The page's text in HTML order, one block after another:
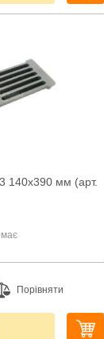
140х390 мм (арт.
Порівняти